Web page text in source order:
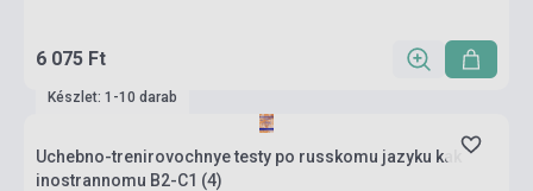
6 075 Ft
Készlet: 1-10 darab
Uchebno-trenirovochnye testy po russkomu jazyku kak
inostrannomu B2-C1 (4)